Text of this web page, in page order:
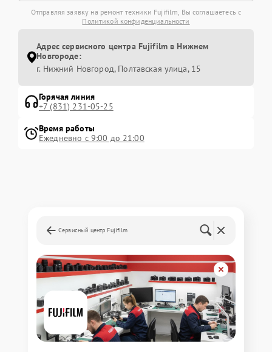
Отправляя заявку на ремонт техники Fujifilm, Вы соглашаетесь с
Политикой конфиденциальности
Адрес сервисного центра Fujifilm в Нижнем
Новгороде:
г. Нижний Новгород, Полтавская улица, 15
Горячая линия
+7 (831) 231-05-25
Время работы
Ежедневно с 9:00 до 21:00
Сервисный центр Fujifilm